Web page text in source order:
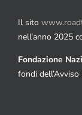
Il sito
nell’anno 2025
Fondazione
fondi